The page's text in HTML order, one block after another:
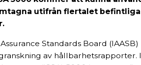
utifrån flertalet
Standards Board
av hållbarhetsrapporter.